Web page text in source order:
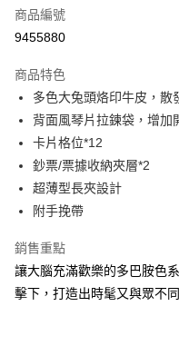
超商取貨付款
Apple Pay
街口支付
悠遊付
大哥付你分期
相關說明
1.本服務由台灣大哥大提供，台
2.付款方式選擇「大哥付你分期
流程，驗證手機門號後，選擇欲
成交易。
AFTEE先享後付
相關說明
【關於「AFTEE先享後付」】
商品編號
9455880
商品特色
多色大兔頭烙印牛皮，散
背面風琴片拉鍊袋，增加
卡片格位*12
鈔票/票據收納夾層*2
超薄型長夾設計
附手挽帶
銷售重點
讓大腦充滿歡樂的多巴胺色
擊下，打造出時髦又與眾不